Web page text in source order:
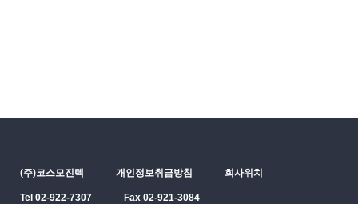
(주)코스모진텍 개인정보취급방침 회사위치
Tel 02-922-7307 Fax 02-921-3084